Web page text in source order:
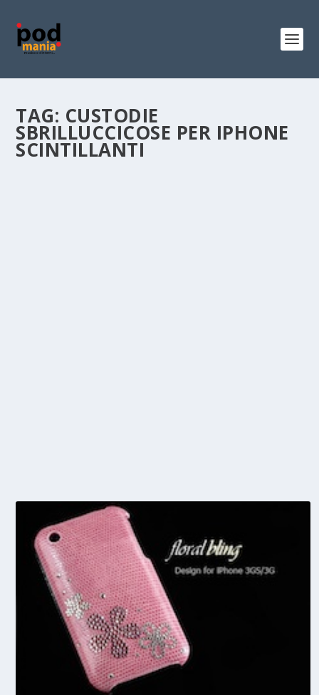
TAG: CUSTODIE
SBRILLUCCICOSE PER IPHONE
SCINTILLANTI